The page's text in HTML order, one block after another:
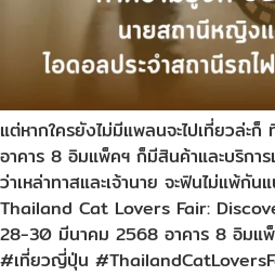
แต่หากใครยังไม่มีแพลนจะไปเที่ยวล่
อาคาร 8 อิมแพ็คฯ ก็มีสินค้าและบริกา
ว่าเหล่าทาสและเจ้านาย จะฟินไม่แพ้กั
Thailand Cat Lovers Fair:
28-30 มีนาคม 2568 อาคาร 8 อิมแ
#เที่ยวญี่ปุ่น